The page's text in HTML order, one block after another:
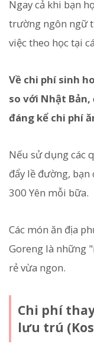
Ngay cả khi bạn
trường ngôn ngữ
việc theo học tại
Về chi phí sinh
so với Nhật
đáng kể chi phí
Nếu sử dụng các
đẩy lề đường, bạn
300 Yên mỗi bữa.
Các món ăn địa
Goreng là những
rẻ vừa ngon.
Chi phí
lưu trú